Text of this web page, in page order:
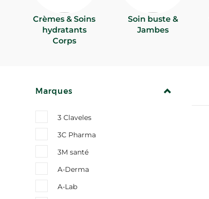
Crèmes & Soins
hydratants
Corps
Soin buste &
Jambes
Marques REPLIER
3 Claveles
3C Pharma
3M santé
A-Derma
A-Lab